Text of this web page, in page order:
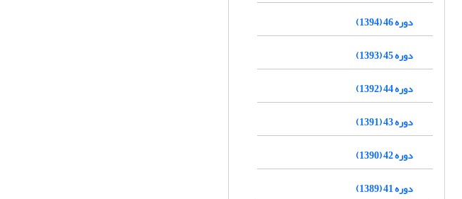
دوره 46 (1394)
دوره 45 (1393)
دوره 44 (1392)
دوره 43 (1391)
دوره 42 (1390)
دوره 41 (1389)